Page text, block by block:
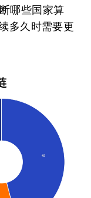
哪些国家算
多久时需要更